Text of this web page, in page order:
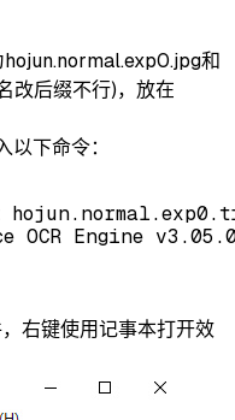
和
改后缀不行)，放在
下命令：
OCR Engine v3
右键使用记事本打开效